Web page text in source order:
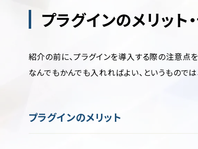
プラグインのメリット
紹介の前に、プラグインを導入する際の注意点
なんでもかんでも入れればよい、というものでは
プラグインのメリット